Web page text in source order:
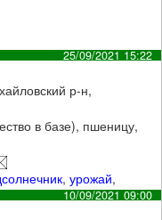
25/09/2021 15:22
р-н,
в базе), пшеницу,
,урожай,
10/09/2021 09:00